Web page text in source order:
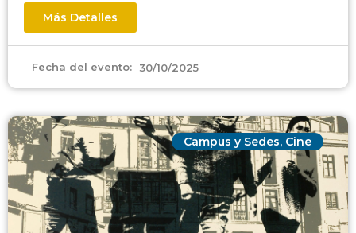
Más Detalles
Fecha del evento: 30/10/2025
Campus y Sedes, Cine